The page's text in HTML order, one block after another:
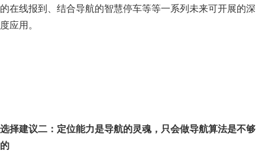
的在线报到、结合导航的智慧停车等等一系列未来可开展的深
度应用。
选择建议二：定位能力是导航的灵魂，只会做导航算法是不够
的